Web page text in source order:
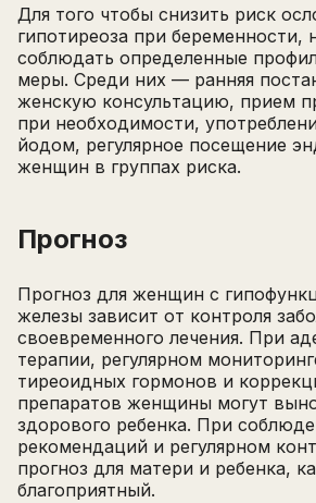
Для того чтобы снизить риск
гипотиреоза при беременности,
соблюдать определенные
меры. Среди них — ранняя
женскую консультацию, прием
при необходимости,
йодом, регулярное посещение
женщин в группах риска.
Прогноз
Прогноз для женщин с
железы зависит от контроля
своевременного лечения. При
терапии, регулярном
тиреоидных гормонов и
препаратов женщины могут
здорового ребенка. При
рекомендаций и регулярном
прогноз для матери и ребенка,
благоприятный.